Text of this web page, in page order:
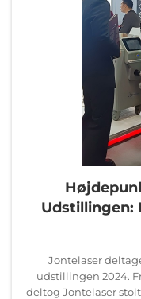
Udstillingen:
Fuld
Jontelaser
udstillingen 2024.
deltog Jontelaser